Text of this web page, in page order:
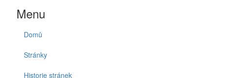
Menu
Domů
Stránky
Historie stránek